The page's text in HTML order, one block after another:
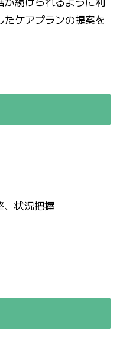
ケアプランの提案を
、状況把握